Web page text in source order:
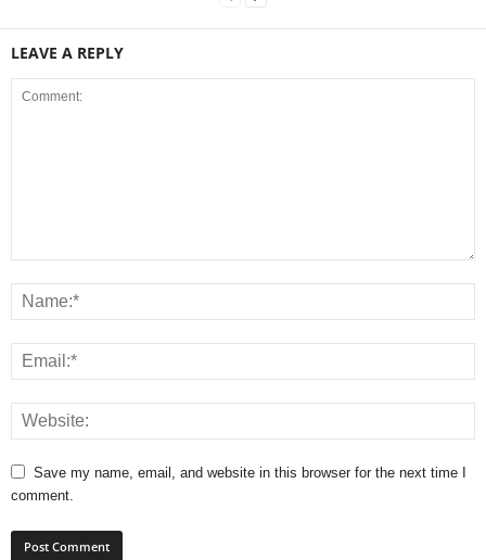
LEAVE A REPLY
Save my name, email, and website in this browser for the next time I
comment.